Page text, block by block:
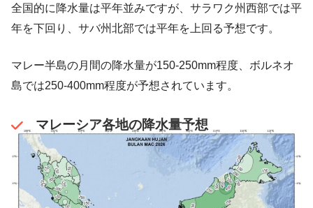
全国的に降水量は平年並みですが、サラワク州西部では平
年を下回り、サバ州北部では平年を上回る予想です。
マレー半島の月間の降水量が150-250mm程度、ボルネオ
島では250-400mm程度が予想されています。
マレーシア各地の降水量予想